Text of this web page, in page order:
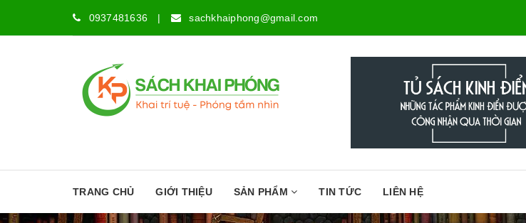
0937481636 | sachkhaiphong@gmail.com
TRANG CHỦ GIỚI THIỆU SẢN PHẨM TIN TỨC LIÊN HỆ